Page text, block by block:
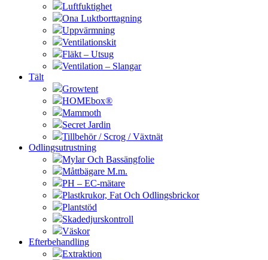
Luftfuktighet
Ona Luktborttagning
Uppvärmning
Ventilationskit
Fläkt – Utsug
Ventilation – Slangar
Tält
Growtent
HOMEbox®
Mammoth
Secret Jardin
Tillbehör / Scrog / Växtnät
Odlingsutrustning
Mylar Och Bassängfolie
Måttbägare M.m.
PH – EC-mätare
Plastkrukor, Fat Och Odlingsbrickor
Plantstöd
Skadedjurskontroll
Väskor
Efterbehandling
Extraktion